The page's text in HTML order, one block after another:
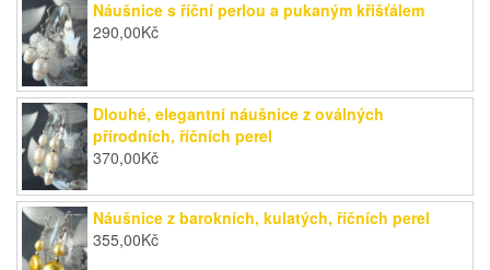
Náušnice s říční perlou a pukaným křišťálem
290,00Kč
Dlouhé, elegantní náušnice z oválných
přírodních, říčních perel
370,00Kč
Náušnice z barokních, kulatých, říčních perel
355,00Kč